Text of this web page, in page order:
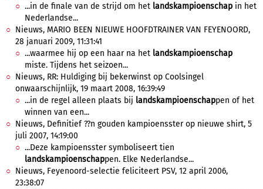
...in de finale van de strijd om het landskampioenschap in het
Nederlandse...
Nieuws, MARIO BEEN NIEUWE HOOFDTRAINER VAN FEYENOORD,
28 januari 2009, 11:31:41
...waarmee hij op een haar na het landskampioenschap
miste. Tijdens het seizoen...
Nieuws, RR: Huldiging bij bekerwinst op Coolsingel
onwaarschijnlijk, 19 maart 2008, 16:39:49
...in de regel alleen plaats bij landskampioenschappen of het
winnen van een...
Nieuws, Definitief ??n gouden kampioensster op nieuwe shirt, 5
juli 2007, 14:19:00
...Deze kampioensster symboliseert tien
landskampioenschappen. Elke Nederlandse...
Nieuws, Feyenoord-selectie feliciteert PSV, 12 april 2006,
23:38:07